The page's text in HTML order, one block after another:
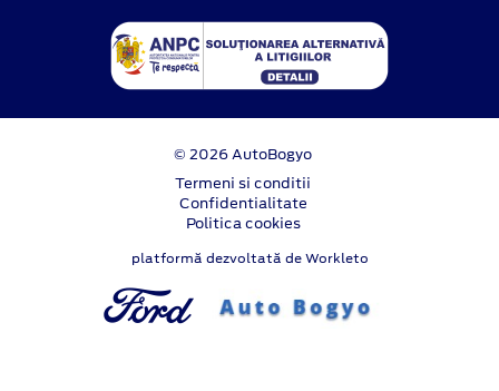
© 2026 AutoBogyo
Termeni si conditii
Confidentialitate
Politica cookies
platformă dezvoltată de Workleto